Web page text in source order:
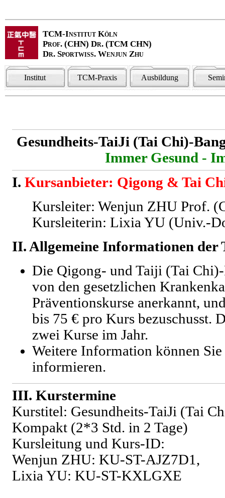
TCM-Institut Köln
Prof. (CHN) Dr. (TCM CHN)
Dr. Sportwiss. Wenjun Zhu
Institut TCM-Praxis Ausbildung
Gesundheits-TaiJi (Tai Chi)-
Immer Gesund -
I. Kursanbieter: Qigong & Tai
Kursleiter: Wenjun ZHU Prof.
Kursleiterin: Lixia YU (Univ.-
II. Allgemeine Informationen
Die Qigong- und Taiji (Tai Chi)-
von den gesetzlichen
Präventionskurse anerkannt,
bis 75 € pro Kurs bezuschusst.
zwei Kurse im Jahr.
Weitere Information können Sie
informieren.
III. Kurstermine
Kurstitel: Gesundheits-TaiJi (Tai
Kompakt (2*3 Std. in 2 Tage)
Kursleitung und Kurs-ID:
Wenjun ZHU: KU-ST-AJZ7D1,
Lixia YU: KU-ST-KXLGXE